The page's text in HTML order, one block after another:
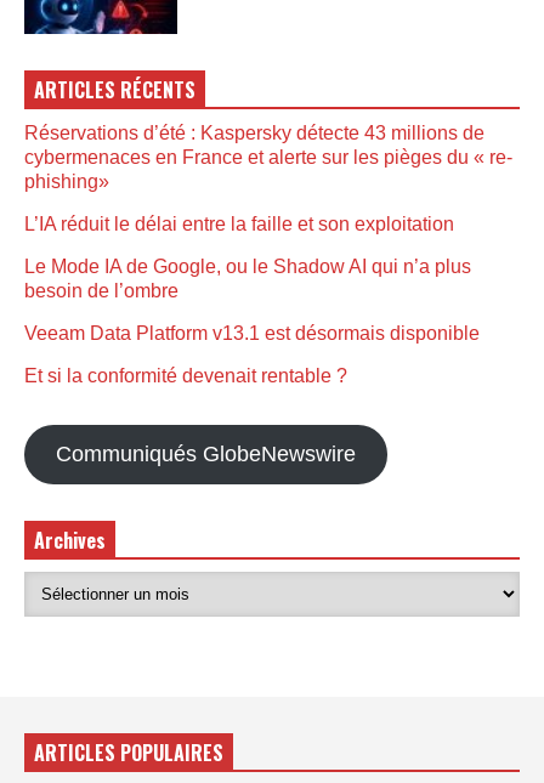
ARTICLES RÉCENTS
Réservations d’été : Kaspersky détecte 43 millions de
cybermenaces en France et alerte sur les pièges du « re-
phishing»
L’IA réduit le délai entre la faille et son exploitation
Le Mode IA de Google, ou le Shadow AI qui n’a plus
besoin de l’ombre
Veeam Data Platform v13.1 est désormais disponible
Et si la conformité devenait rentable ?
Communiqués GlobeNewswire
Archives
ARTICLES POPULAIRES